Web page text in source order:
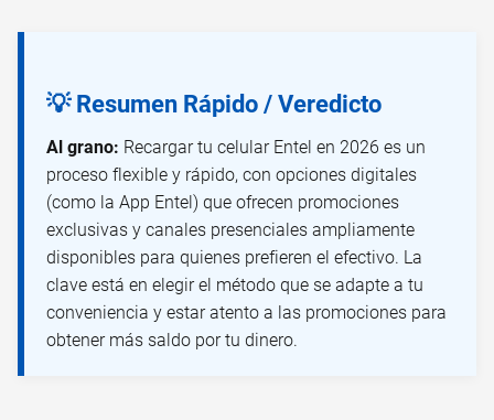
💡 Resumen Rápido / Veredicto
Al grano: Recargar tu celular Entel en 2026 es un
proceso flexible y rápido, con opciones digitales
(como la App Entel) que ofrecen promociones
exclusivas y canales presenciales ampliamente
disponibles para quienes prefieren el efectivo. La
clave está en elegir el método que se adapte a tu
conveniencia y estar atento a las promociones para
obtener más saldo por tu dinero.